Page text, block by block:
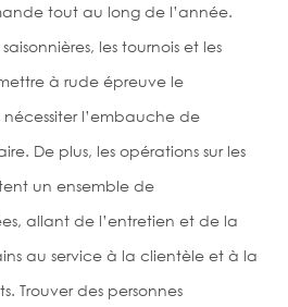
tout au long de l’année.
les tournois et les
à rude épreuve le
l’embauche de
De plus, les opérations sur les
un ensemble de
allant de l’entretien et de la
au service à la clientèle et à la
Trouver des personnes